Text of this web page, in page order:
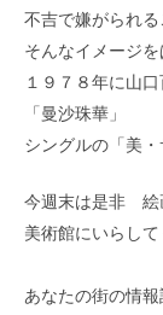
不吉で嫌がられ
そんなイメージ
１９７８年に山
「曼沙珠華」
シングルの「美
今週末は是非 絵
美術館にいらし
あなたの街の情